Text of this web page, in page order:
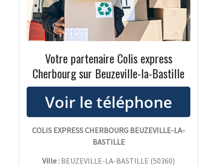
Votre partenaire Colis express
Cherbourg sur Beuzeville-la-Bastille
COLIS EXPRESS CHERBOURG BEUZEVILLE-LA-
BASTILLE
Ville : BEUZEVILLE-LA-BASTILLE (50360)